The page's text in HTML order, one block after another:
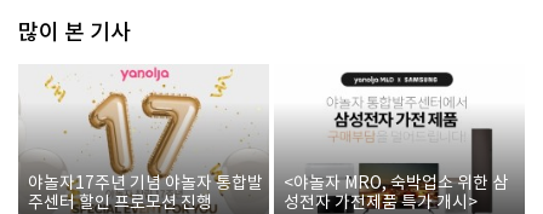
많이 본 기사
야놀자17주년 기념 야놀자 통합발
주센터 할인 프로모션 진행
<야놀자 MRO, 숙박업소 위한 삼
성전자 가전제품 특가 개시>